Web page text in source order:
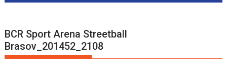
BCR Sport Arena Streetball
Brasov_201452_2108